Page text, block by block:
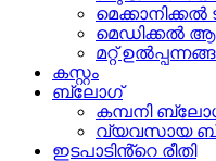
മെഡിക്കൽ
മറ്റ്
കസ്റ്റം
ബ്ലോഗ്
കമ്പനി
വ്യവസായ
ഇടപാടിൻ്റെ രീതി